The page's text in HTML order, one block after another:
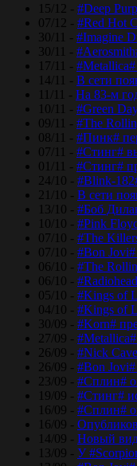
15/12 - #Deep
07/12 - #Red Hot
30/11 - #Imagine
30/11 -
17/11 -
14/11 - В сети
11/11 - На 83-м
10/11 - #Green
09/11 - #The
08/11 - #Пинк#
07/11 - #Стинг#
01/11 - #Стинг#
24/10 - #Blink-
21/10 - В сети
13/10 - #Боб
10/10 - #Pink
07/10 - #The
07/10 - #Bon
06/10 - #The
06/10 -
05/10 - #Kings of
04/10 - #Kings of
30/09 - #Korn#
27/09 -
26/09 - #Nick
26/09 - #Bon
23/09 - #Сплин#
19/09 - #Стинг#
16/09 - #Сплин#
16/09 -
14/09 - Новый
13/09 - У